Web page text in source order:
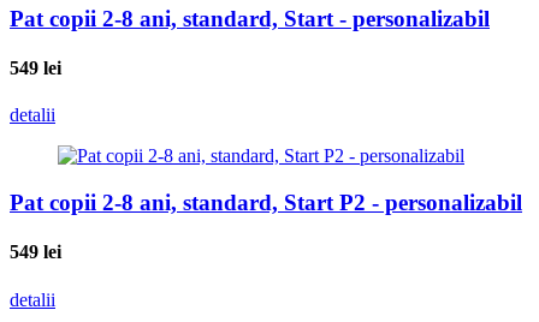
Pat copii 2-8 ani, standard, Start - personalizabil
549 lei
detalii
Pat copii 2-8 ani, standard, Start P2 - personalizabil
549 lei
detalii